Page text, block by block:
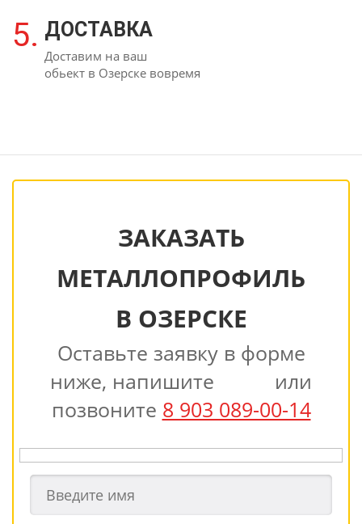
5. ДОСТАВКА
Доставим на ваш
обьект в Озерске вовремя
ЗАКАЗАТЬ
МЕТАЛЛОПРОФИЛЬ
В ОЗЕРСКЕ
Оставьте заявку в форме
ниже, напишите
или
позвоните 8 903 089-00-14